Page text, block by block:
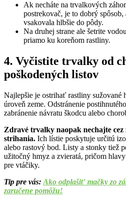
Ak necháte na trvalkových
postrekovač, je to dobrý
vsakovala hlbšie do pôdy.
Na druhej strane ale šetrite
priamo ku koreňom rastliny.
4. Vyčistite trvalky od
poškodených listov
Najlepšie je ostrihať rastliny sužované
úroveň zeme. Odstránenie
zabránenie návratu škodcu alebo
Zdravé trvalky naopak nechajte cez
strihania. Ich lístie poskytuje určitú
alebo rastový bod. Listy a stonky tiež
užitočný hmyz a zvieratá, pričom
pre vtáčiky.
Tip pre vás: Ako odplašiť mačky zo
zaručene pomôžu!